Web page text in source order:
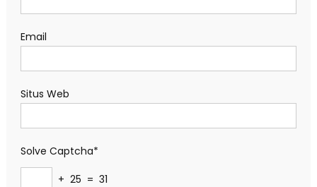
Email
Situs Web
Solve Captcha*
+ 25 = 31